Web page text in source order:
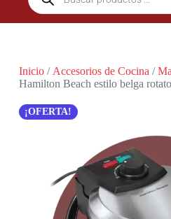
Inicio/ Accesorios de Cocina /
Hamilton Beach estilo belga
¡OFERTA!